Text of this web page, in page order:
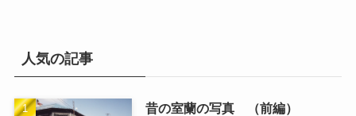
人気の記事
昔の室蘭の写真 （前編）